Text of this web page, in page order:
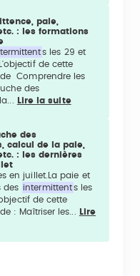
paie,
: les formations
s les 29 et
de cette
Comprendre les
des
Lire la suite
des
calcul de la paie,
: les dernières
en juillet.La paie et
des intermittents les
de cette
: Maîtriser les...
Lire